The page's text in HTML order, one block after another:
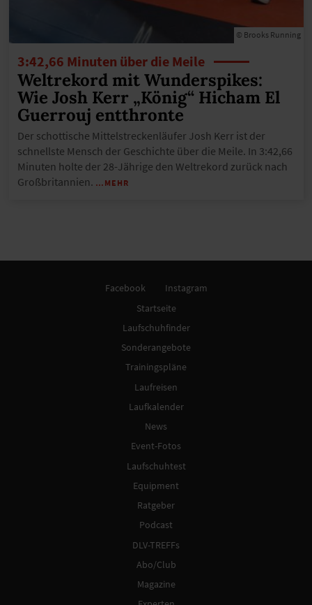
© Brooks Running
3:42,66 Minuten über die Meile
Weltrekord mit Wunderspikes:
Wie Josh Kerr „König“ Hicham El
Guerrouj entthronte
Der schottische Mittelstreckenläufer Josh Kerr ist der
schnellste Mensch der Geschichte über die Meile. In 3:42,66
Minuten holte der 28-Jährige den Weltrekord zurück nach
Großbritannien. …MEHR
Facebook
Instagram
Startseite
Laufschuhfinder
Sonderangebote
Trainingspläne
Laufreisen
Laufkalender
News
Event-Fotos
Laufschuhtest
Equipment
Ratgeber
Podcast
DLV-TREFFs
Abo/Club
Magazine